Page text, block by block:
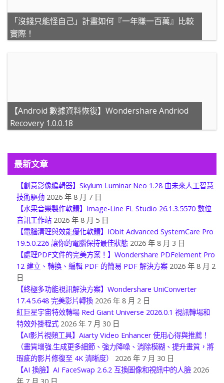
「沒錢只能怪自己」計畫如何『一年賺一百萬』比較
實際！
【Android 數據資料恢復】Wondershare Andriod
Recovery 1.0.0.18
最新文章
【創意影像編輯器】Skylum Luminar Neo 1.28 由未來人工智慧
技術驅動 2026 年 8 月 7 日
【水果音樂製作軟體】Image-Line FL Studio 26.1.3.5570 數位
音訊工作站 2026 年 8 月 5 日
【電腦清理與效能優化軟體】IObit Advanced SystemCare Pro
19.5.0.226 讓你的電腦保持最佳狀態 2026 年 8 月 3 日
【處理PDF文件的完美方案！】Wondershare PDFelement Pro
12 建立、轉換、編輯 PDF 的簡易 PDF 解決方案 2026 年 8 月 2
日
【終極多功能視訊解決方案】Wondershare UniConverter
17.4.5.648 完美影片轉換 2026 年 8 月 2 日
紅巨星宇宙特效轉場 Red Giant Universe 2026.0.1 視訊轉場和
特效外掛程式 2026 年 7 月 30 日
【AI影片視頻工具】Aiarty Video Enhancer 使用心得與推薦！
（畫質增強.生成更多細節、強力降噪、消除模糊、提升畫質，將
瑕疵的影片修復至 4K 清晰度） 2026 年 7 月 30 日
【AI 換臉】AI FaceSwap 2.6.2 互換圖像和視訊中的人臉
年 7 月 30 日